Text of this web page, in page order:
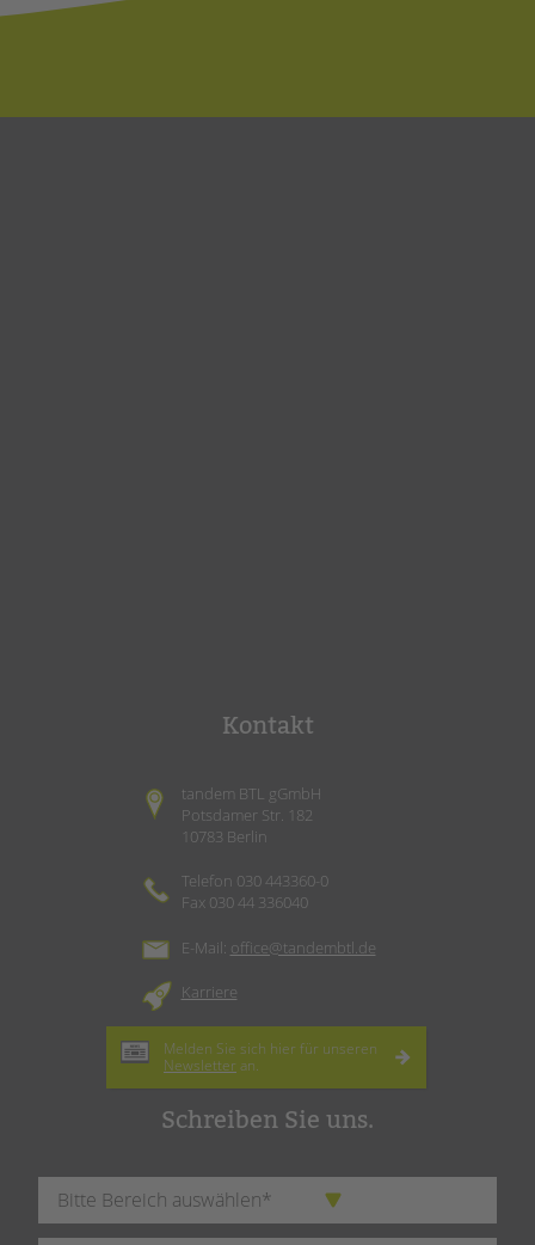
Kontakt
tandem BTL gGmbH
Potsdamer Str. 182
10783 Berlin
Telefon 030 443360-0
Fax 030 44 336040
E-Mail: office@tandembtl.de
Karriere
Melden Sie sich hier für unseren
Newsletter an.
Schreiben Sie uns.